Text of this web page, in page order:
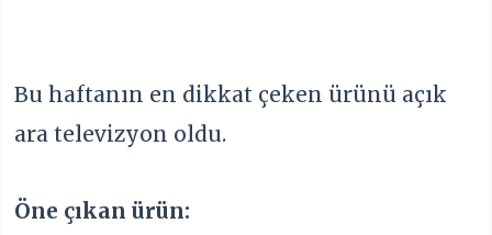
Bu haftanın en dikkat çeken ürünü açık
ara televizyon oldu.
Öne çıkan ürün: